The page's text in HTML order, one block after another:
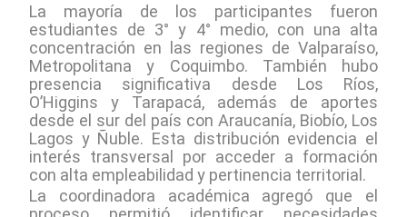
La mayoría de los participantes fueron
estudiantes de 3° y 4° medio, con una alta
concentración en las regiones de Valparaíso,
Metropolitana y Coquimbo. También hubo
presencia significativa desde Los Ríos,
O’Higgins y Tarapacá, además de aportes
desde el sur del país con Araucanía, Biobío, Los
Lagos y Ñuble. Esta distribución evidencia el
interés transversal por acceder a formación
con alta empleabilidad y pertinencia territorial.
La coordinadora académica agregó que el